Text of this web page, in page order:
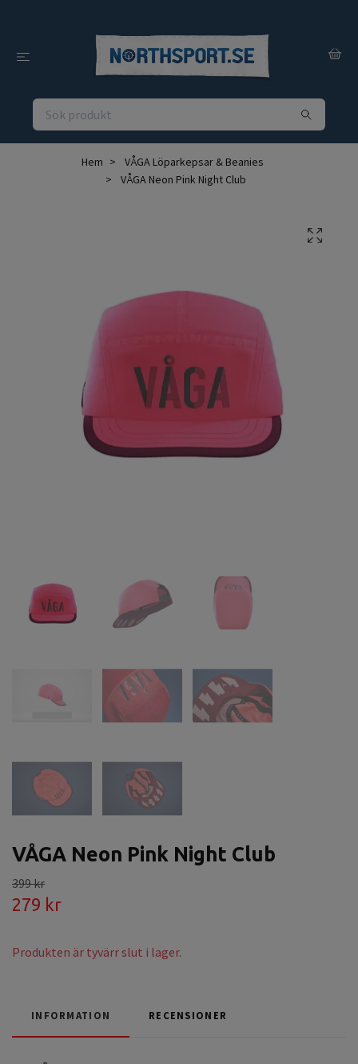
Hem
VÅGA Löparkepsar & Beanies
VÅGA Neon Pink Night Club
VÅGA Neon Pink Night Club
399 kr
279 kr
Produkten är tyvärr slut i lager.
INFORMATION RECENSIONER